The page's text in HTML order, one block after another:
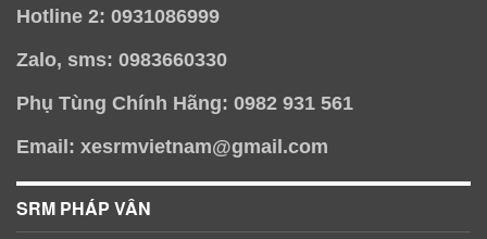
Hotline 2: 0931086999
Zalo, sms: 0983660330
Phụ Tùng Chính Hãng: 0982 931 561
Email: xesrmvietnam@gmail.com
SRM PHÁP VÂN